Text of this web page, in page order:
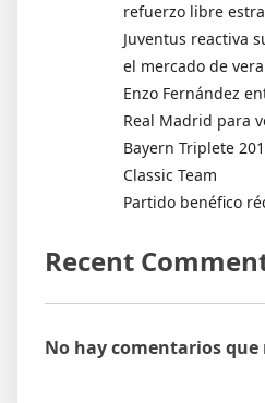
refuerzo libre
Juventus reactiva
el mercado de
Enzo Fernández
Real Madrid para
Bayern Triplete
Classic Team
Partido benéfico
Recent
No hay comentarios que